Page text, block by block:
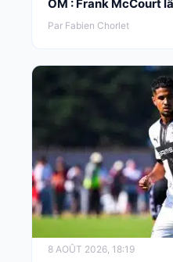
OM : Frank McCourt
Par Fabien Chorlet
8 AOÛT 2026, 18:19